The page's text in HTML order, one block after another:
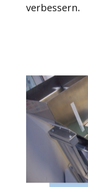
verbessern.